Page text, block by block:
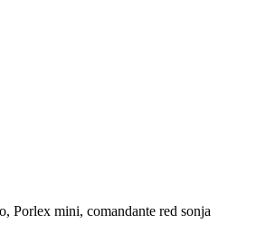
Porlex mini, comandante red sonja